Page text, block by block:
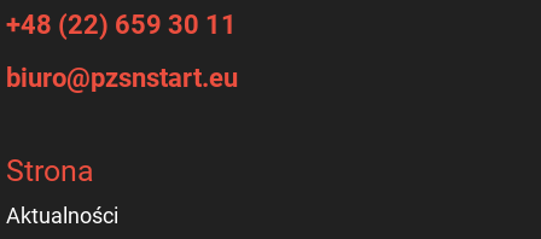
+48 (22) 659 30 11
biuro@pzsnstart.eu
Strona
Aktualności